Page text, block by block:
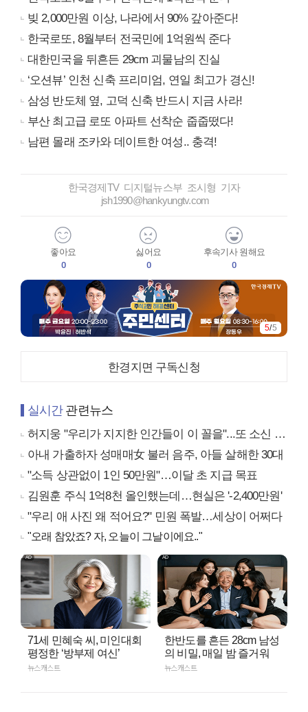
빚 2,000만원 이상, 나라에서 90% 갚아준다!
한국로또, 8월부터 전국민에 1억원씩 준다
대한민국을 뒤흔든 29cm 괴물남의 진실
‘오션뷰’ 인천 신축 프리미엄, 연일 최고가 경신!
삼성 반도체 옆, 고덕 신축 반드시 지금 사라!
부산 최고급 로또 아파트 선착순 줍줍떴다!
남편 몰래 조카와 데이트한 여성.. 충격!
한국경제TV 디지털뉴스부 조시형 기자
jsh1990@hankyungtv.com
좋아요
0
싫어요
0
후속기사 원해요
0
5/5
한경지면 구독신청
실시간관련뉴스
허지웅 "우리가 지지한 인간들이 이 꼴을"...또 소신 발언
아내 가출하자 성매매女 불러 음주, 아들 살해한 30대
"소득 상관없이 1인 50만원"…이달 초 지급 목표
김원훈 주식 1억8천 올인했는데…현실은 '-2,400만원'
"우리 애 사진 왜 적어요?" 민원 폭발…세상이 어쩌다
"오래 참았죠? 자, 오늘이 그날이에요.."
71세 민혜숙 씨, 미인대회
평정한 ‘방부제 여신’
뉴스캐스트
한반도를 흔든 28cm 남성
의 비밀, 매일 밤 즐거워
뉴스캐스트